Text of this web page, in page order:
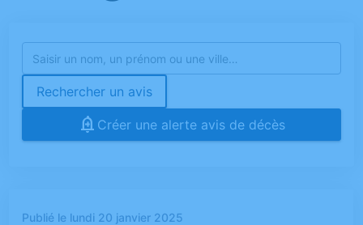
Rechercher un avis
Créer une alerte avis de décès
Publié le lundi 20 janvier 2025